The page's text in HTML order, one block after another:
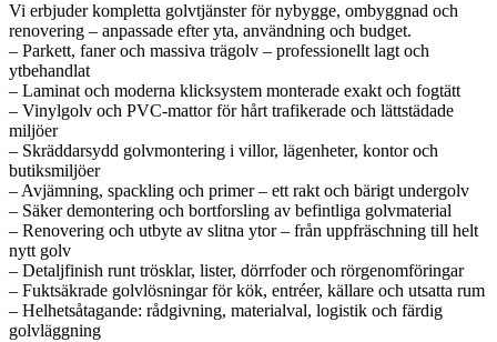
Vi erbjuder kompletta golvtjänster för nybygge, ombyggnad och
renovering – anpassade efter yta, användning och budget.
– Parkett, faner och massiva trägolv – professionellt lagt och
ytbehandlat
– Laminat och moderna klicksystem monterade exakt och fogtätt
– Vinylgolv och PVC-mattor för hårt trafikerade och lättstädade
miljöer
– Skräddarsydd golvmontering i villor, lägenheter, kontor och
butiksmiljöer
– Avjämning, spackling och primer – ett rakt och bärigt undergolv
– Säker demontering och bortforsling av befintliga golvmaterial
– Renovering och utbyte av slitna ytor – från uppfräschning till helt
nytt golv
– Detaljfinish runt trösklar, lister, dörrfoder och rörgenomföringar
– Fuktsäkrade golvlösningar för kök, entréer, källare och utsatta rum
– Helhetsåtagande: rådgivning, materialval, logistik och färdig
golvläggning